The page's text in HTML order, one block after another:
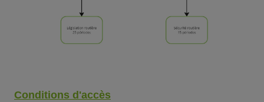
Conditions d'accès